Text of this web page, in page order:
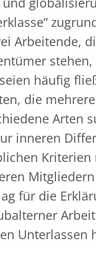
Arbeitende,
häufig
die
Arten
inneren
für die